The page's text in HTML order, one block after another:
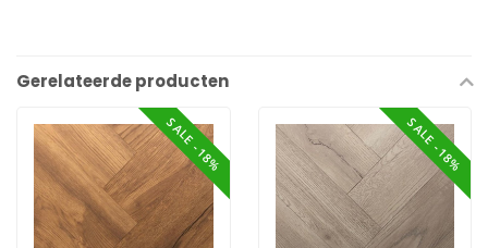
Gerelateerde producten
SALE -18% SALE -18%